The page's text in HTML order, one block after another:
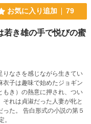
お気に入り追加 79
き雄の手で悦びの蜜
りなさを感じながら生きてい
衣子は趣味で始めたジョギン
もき）の熱意に押され、つい
れは貞淑だった人妻が牝と
説の第５
。